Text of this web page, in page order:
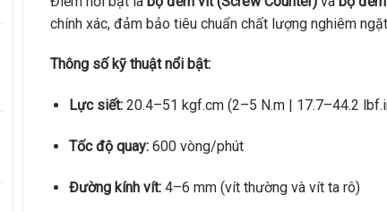
chính xác, đảm bảo tiêu chuẩn chất lượng nghiêm
Thông số kỹ thuật nổi bật:
Lực siết:20.4–51 kgf.cm (2–5 N.m | 17.7–44.2
Tốc độ quay:600 vòng/phút
Đường kính vít:4–6 mm (vít thường và vít ta rô)